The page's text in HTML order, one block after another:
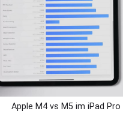
Apple M4 vs M5 im iPad